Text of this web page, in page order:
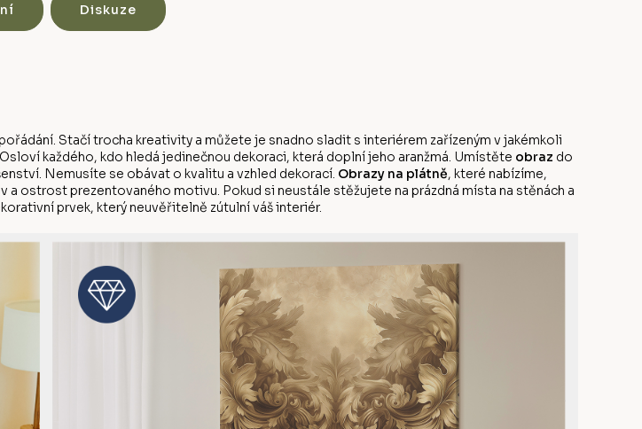
Diskuze
Stačí trocha kreativity a můžete je snadno sladit s interiérem zařízeným v jakémkoli
každého, kdo hledá jedinečnou dekoraci, která doplní jeho aranžmá. Umístěte obraz do
Nemusíte se obávat o kvalitu a vzhled dekorací. Obrazy na plátně, které nabízíme,
ostrost prezentovaného motivu. Pokud si neustále stěžujete na prázdná místa na stěnách a
prvek, který neuvěřitelně zútulní váš interiér.